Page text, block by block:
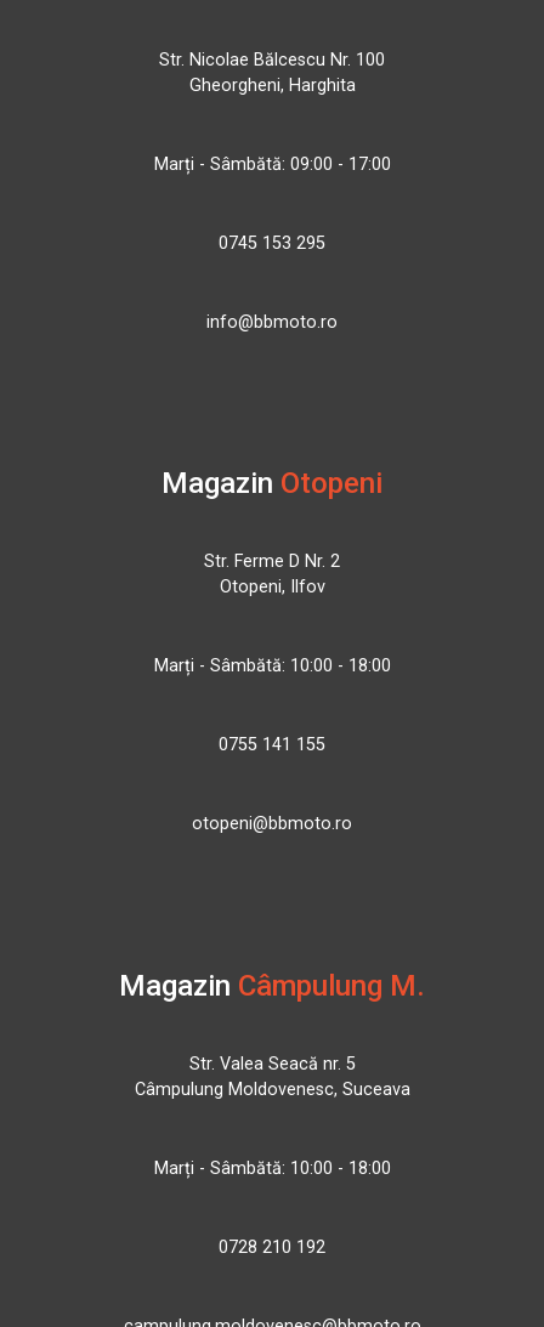
Str. Nicolae Bălcescu Nr. 100
Gheorgheni, Harghita
Marți - Sâmbătă: 09:00 - 17:00
0745 153 295
info@bbmoto.ro
Magazin Otopeni
Str. Ferme D Nr. 2
Otopeni, Ilfov
Marți - Sâmbătă: 10:00 - 18:00
0755 141 155
otopeni@bbmoto.ro
Magazin Câmpulung M.
Str. Valea Seacă nr. 5
Câmpulung Moldovenesc, Suceava
Marți - Sâmbătă: 10:00 - 18:00
0728 210 192